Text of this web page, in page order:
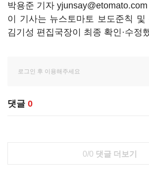
박용준 기자 yjunsay@etomato.com
이 기사는 뉴스토마토 보도준칙 및
김기성 편집국장이 최종 확인·수정
댓글 0
0/0 댓글 더보기